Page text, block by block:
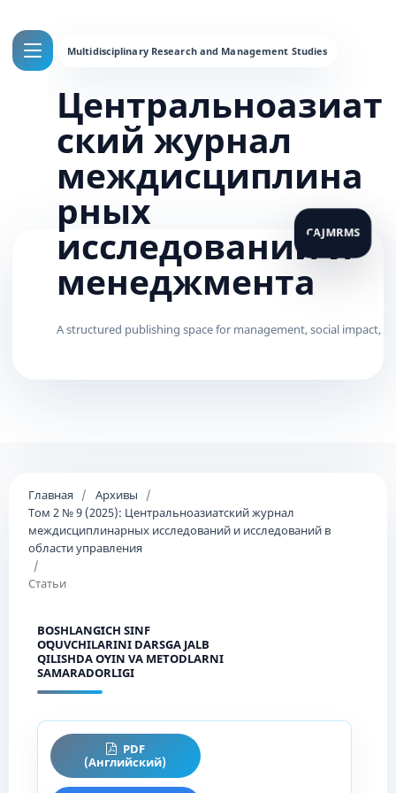
Центральноазиат
ский журнал
междисциплина
рных
исследований и
менеджмента
Главная / Архивы
/
Том 2 № 9 (2025): Центральноазиатский журнал
междисциплинарных исследований и исследований в
области управления
/
Статьи
BOSHLANGʻICH SINF
OʻQUVCHILARINI DARSGA JALB
QILISHDA OʻYIN VA METODLARNI
SAMARADORLIGI
PDF
(Английский)